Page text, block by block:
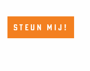
STEUN MIJ!